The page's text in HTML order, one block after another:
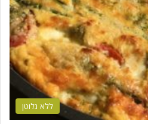
ללא גלוטן